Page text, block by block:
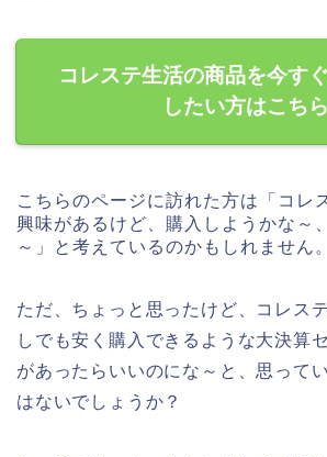
コレステ生活の商品を今す
したい方はこちら
こちらのページに訪れた方は「コレ
興味があるけど、購入しようかな～
～」と考えているのかもしれません。
ただ、ちょっと思ったけど、コレス
しでも安く購入できるような大決算
があったらいいのにな～と、思って
はないでしょうか？